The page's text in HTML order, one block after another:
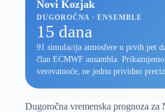
Novi Kozjak
DUGOROČNA · ENSEMBLE
15 dana
91 simulacija atmosfere u prvih pet
član ECMWF ansambla.
verovatnoće, ne jednu prividno
Dugoročna vremenska prognoza